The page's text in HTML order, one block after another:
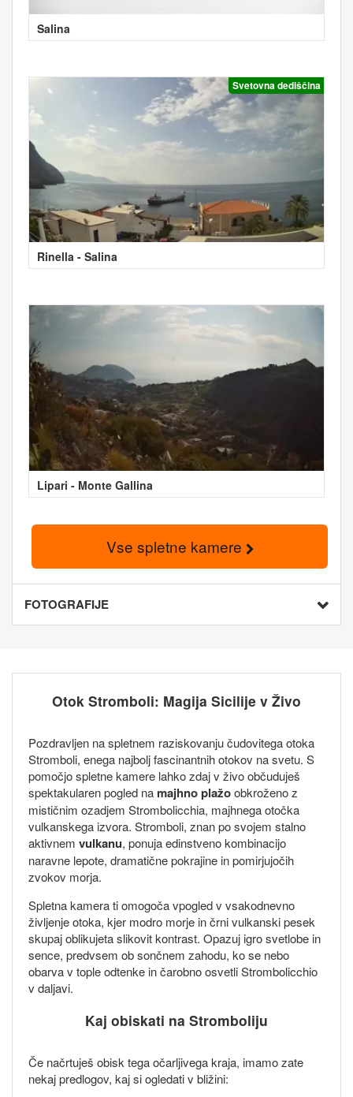
Salina
Svetovna dediščina
Rinella - Salina
Lipari - Monte Gallina
Vse spletne kamere
FOTOGRAFIJE
Otok Stromboli: Magija Sicilije v Živo
Pozdravljen na spletnem raziskovanju čudovitega otoka
Stromboli, enega najbolj fascinantnih otokov na svetu. S
pomočjo spletne kamere lahko zdaj v živo občuduješ
spektakularen pogled na majhno plažoobkroženo z
mističnim ozadjem Strombolicchia, majhnega otočka
vulkanskega izvora. Stromboli, znan po svojem stalno
aktivnem vulkanu, ponuja edinstveno kombinacijo
naravne lepote, dramatične pokrajine in pomirjujočih
zvokov morja.
Spletna kamera ti omogoča vpogled v vsakodnevno
življenje otoka, kjer modro morje in črni vulkanski pesek
skupaj oblikujeta slikovit kontrast. Opazuj igro svetlobe in
sence, predvsem ob sončnem zahodu, ko se nebo
obarva v tople odtenke in čarobno osvetli Strombolicchio
v daljavi.
Kaj obiskati na Stromboliju
Če načrtuješ obisk tega očarljivega kraja, imamo zate
nekaj predlogov, kaj si ogledati v bližini: